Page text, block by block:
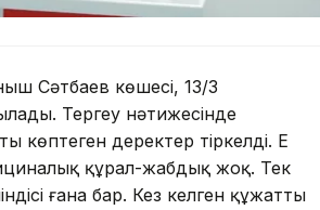
Сәтбаев көшесі, 13/3
Тергеу нәтижесінде
деректер тіркелді. Ең
құрал-жабдық жоқ. Тек
ғана бар. Кез келген құжатты